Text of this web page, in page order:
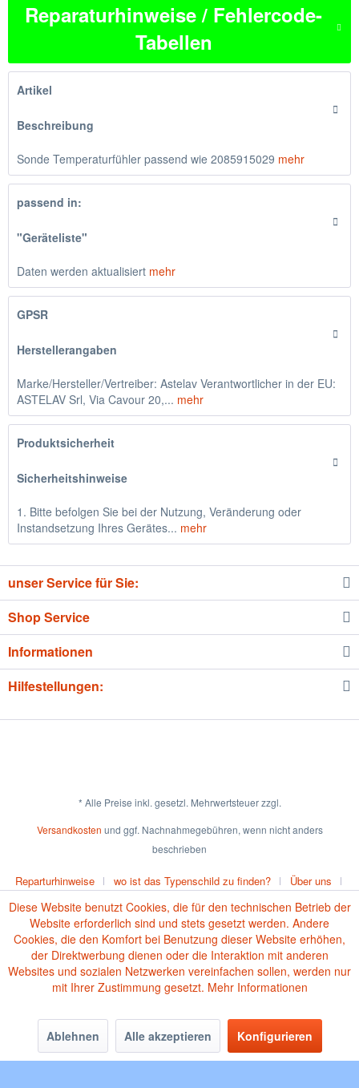
Reparaturhinweise / Fehlercode-
Tabellen
Artikel
Beschreibung
Sonde Temperaturfühler passend wie 2085915029 mehr
passend in:
"Geräteliste"
Daten werden aktualisiert mehr
GPSR
Herstellerangaben
Marke/Hersteller/Vertreiber: Astelav Verantwortlicher in der EU:
ASTELAV Srl, Via Cavour 20,... mehr
Produktsicherheit
Sicherheitshinweise
1. Bitte befolgen Sie bei der Nutzung, Veränderung oder
Instandsetzung Ihres Gerätes... mehr
unser Service für Sie:
Shop Service
Informationen
Hilfestellungen:
* Alle Preise inkl. gesetzl. Mehrwertsteuer zzgl.
Versandkosten und ggf. Nachnahmegebühren, wenn nicht anders
beschrieben
Reparturhinweise wo ist das Typenschild zu finden?
Über uns
Cookie-Einstellungen
Versand und Zahlungsbedingungen
Impressum
AGB Widerrufsrecht Datenschutz
Batteriehinweise Vertrag widerrufen
Diese Website benutzt Cookies, die für den technischen Betrieb der
Website erforderlich sind und stets gesetzt werden. Andere
Cookies, die den Komfort bei Benutzung dieser Website erhöhen,
der Direktwerbung dienen oder die Interaktion mit anderen
Websites und sozialen Netzwerken vereinfachen sollen, werden nur
mit Ihrer Zustimmung gesetzt. Mehr Informationen
Ablehnen Alle akzeptieren Konfigurieren